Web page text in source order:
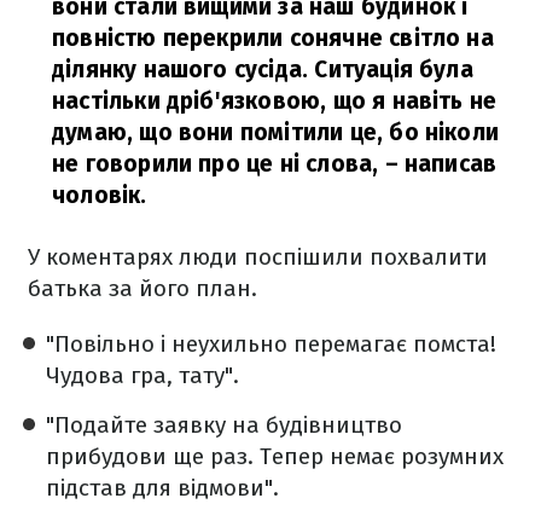
вони стали вищими за наш будинок і
повністю перекрили сонячне світло на
ділянку нашого сусіда. Ситуація була
настільки дріб'язковою, що я навіть не
думаю, що вони помітили це, бо ніколи
не говорили про це ні слова, – написав
чоловік.
У коментарях люди поспішили похвалити
батька за його план.
"Повільно і неухильно перемагає помста!
Чудова гра, тату".
"Подайте заявку на будівництво
прибудови ще раз. Тепер немає розумних
підстав для відмови".